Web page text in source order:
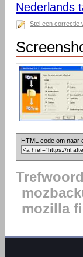
Nederlands
Stel een correctie
HTML code om naar
mozilla